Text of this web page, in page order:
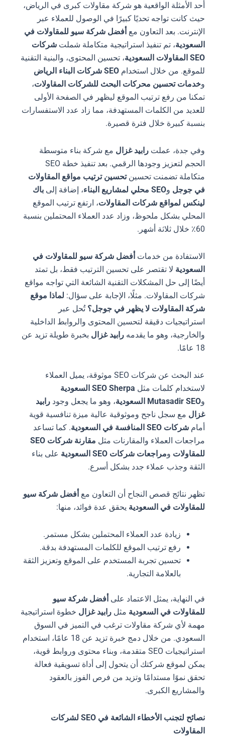
أحد الأمثلة الواقعية هو شركة مقاولات كبرى في الرياض،
حيث كانت تواجه تحديًا كبيرًا في الوصول للعملاء عبر
الإنترنت. بعد التعاون معأفضل شركة سيو للمقاولات في
السعودية، تم تنفيذ استراتيجية متكاملة شملتشركات
SEO المقاولات السعودية
، تحسين المحتوى، والبنية التقنية
للموقع. من خلال استخدامSEO شركات البناء الرياض
خدمات تحسين محركات البحث للشركات المقاولات،
تمكنا من رفع ترتيب الموقع ليظهر في الصفحة الأولى
للعديد من الكلمات المستهدفة، مما زاد عدد الاستفسارات
بنسبة كبيرة خلال فترة قصيرة.
وفي جدة، عملترابيد غزالمع شركة بناء متوسطة
الحجم لتعزيز وجودها الرقمي. بعد تنفيذ خطة SEO
متكاملة تضمنت تحسينتحسين ترتيب مواقع المقاولات
في جوجلو SEO محلي لمشاريع البناء ، إضافة إلى باك
لينكس لمواقع شركات المقاولات، ارتفع ترتيب الموقع
المحلي بشكل ملحوظ، وزاد عدد العملاء المحتملين بنسبة
60٪ خلال ثلاثة أشهر.
الاستفادة من خدماتأفضل شركة سيو للمقاولات في
السعوديةلا تقتصر على تحسين الترتيب فقط، بل تمتد
أيضًا إلى حل المشكلات التقنية الشائعة التي تواجه مواقع
شركات المقاولات. مثلًا، الإجابة على سؤال:لماذا موقع
شركة المقاولات لا يظهر في جوجل؟تُحل عبر
استراتيجيات دقيقة لتحسين المحتوى والروابط الداخلية
والخارجية، وهو ما يقدمهرابيد غزالبخبرة طويلة تزيد عن
18 عامًا.
عند البحث عن شركات SEO موثوقة، يميل العملاء
لاستخدام كلمات مثل SEO Sherpa السعودية
Mutasadir SEO السعودية ، وهو ما يجعل وجودرابيد
غزالمع سجل ناجح وموثوقية عالية ميزة تنافسية قوية
أمامشركات SEO المنافسة في السعودية
. كما تساعد
مراجعات العملاء والمقارنات مثل
مقارنة شركات SEO
للمقاولاتو مراجعات شركات SEO السعودية
على بناء
الثقة وجذب عملاء جدد بشكل أسرع.
تظهر نتائج قصص النجاح أن التعاون معأفضل شركة سيو
للمقاولات في السعوديةيحقق عدة فوائد، منها:
زيادة عدد العملاء المحتملين بشكل مستمر.
رفع ترتيب الموقع للكلمات المستهدفة بدقة.
تحسين تجربة المستخدم على الموقع وتعزيز الثقة
بالعلامة التجارية.
في النهاية، يمثل الاعتماد على أفضل شركة سيو
للمقاولات في السعوديةمثل رابيد غزالخطوة استراتيجية
مهمة لأي شركة مقاولات ترغب في التميز في السوق
السعودي. من خلال دمج خبرة تزيد عن 18 عامًا، استخدام
استراتيجيات SEO متقدمة، وبناء محتوى وروابط قوية،
يمكن لموقع شركتك أن يتحول إلى أداة تسويقية فعالة
تحقق نموًا مستدامًا وتزيد من فرص الفوز بالعقود
والمشاريع الكبرى.
نصائح لتجنب الأخطاء الشائعة في SEO لشركات
المقاولات